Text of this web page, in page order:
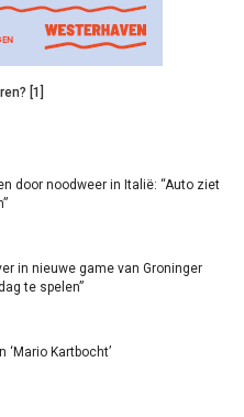
[1]
door noodweer in Italië: “Auto ziet
in nieuwe game van Groninger
te spelen”
Kartbocht’